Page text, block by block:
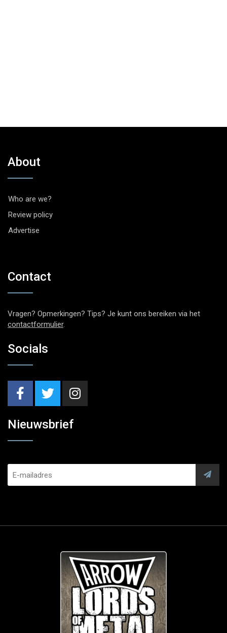
About
Who are we?
Review policy
Advertise
Contact
Vragen? Opmerkingen? Tips? Je kunt ons bereiken via het
contactformulier.
Socials
Nieuwsbrief